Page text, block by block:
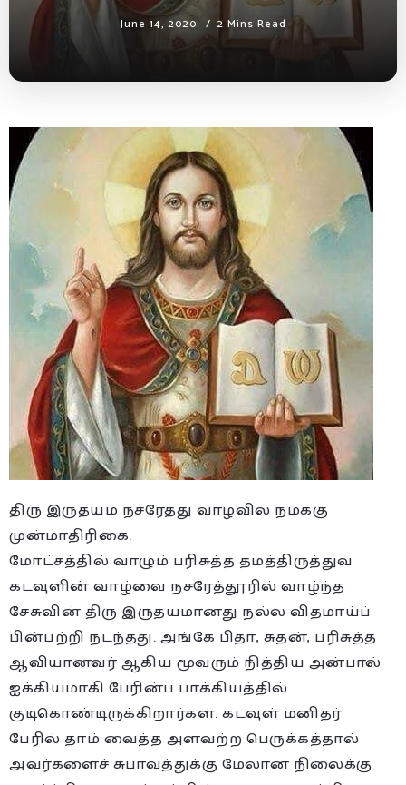
June 14, 2020 2 Mins Read
திரு இருதயம் நசரேத்து வாழ்வில் நமக்கு
முன்மாதிரிகை.
மோட்சத்தில் வாழும் பரிசுத்த தமத்திருத்துவ
கடவுளின் வாழ்வை நசரேத்தூரில் வாழ்ந்த
சேசுவின் திரு இருதயமானது நல்ல விதமாய்ப்
பின்பற்றி நடந்தது. அங்கே பிதா, சுதன், பரிசுத்த
ஆவியானவர் ஆகிய மூவரும் நித்திய அன்பால்
ஐக்கியமாகி பேரின்ப பாக்கியத்தில்
குடிகொண்டிருக்கிறார்கள். கடவுள் மனிதர்
பேரில் தாம் வைத்த அளவற்ற பெருக்கத்தால்
அவர்களைச் சுபாவத்துக்கு மேலான நிலைக்கு